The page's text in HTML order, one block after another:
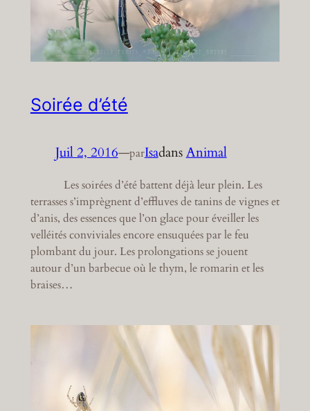
Soirée d’été
Juil 2, 2016—parIsadansAnimal
Les soirées d’été battent déjà leur plein. Les
terrasses s’imprègnent d’effluves de tanins de vignes et
d’anis, des essences que l’on glace pour éveiller les
velléités conviviales encore ensuquées par le feu
plombant du jour. Les prolongations se jouent
autour d’un barbecue où le thym, le romarin et les
braises…